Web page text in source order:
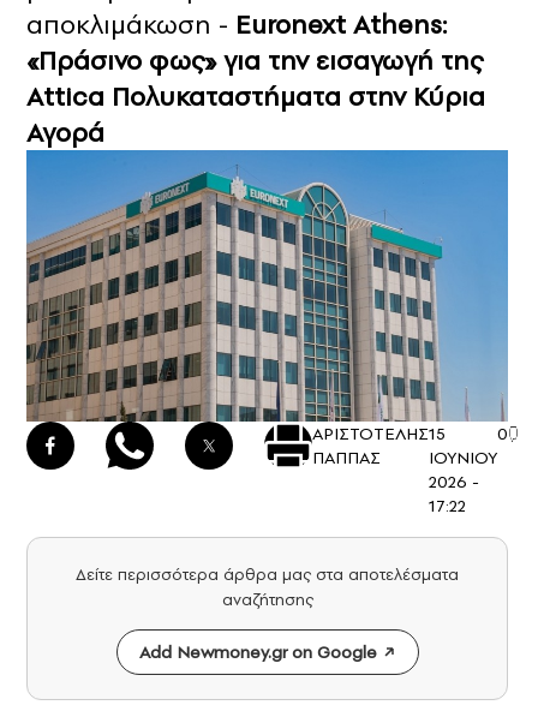
αποκλιμάκωση - Euronext Athens:
«Πράσινο φως» για την εισαγωγή της
Attica Πολυκαταστήματα στην Κύρια
Αγορά
ΑΡΙΣΤΟΤΕΛΗΣ
ΠΑΠΠΑΣ
15
ΙΟΥΝΙΟΥ
2026 -
17:22
0
Δείτε περισσότερα άρθρα μας στα αποτελέσματα
αναζήτησης
Add Newmoney.gr on Google